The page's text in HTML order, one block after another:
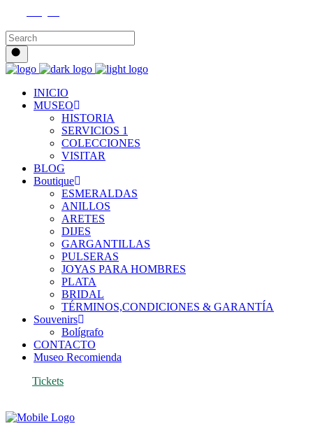
INICIO
MUSEO
HISTORIA
SERVICIOS 1
COLECCIONES
VISITAR
BLOG
Boutique
ESMERALDAS
ANILLOS
ARETES
DIJES
GARGANTILLAS
PULSERAS
JOYAS PARA HOMBRES
PLATA
BRIDAL
TÉRMINOS,CONDICIONES & GARANTÍA
Souvenirs
Bolígrafo
CONTACTO
Museo Recomienda
Tickets